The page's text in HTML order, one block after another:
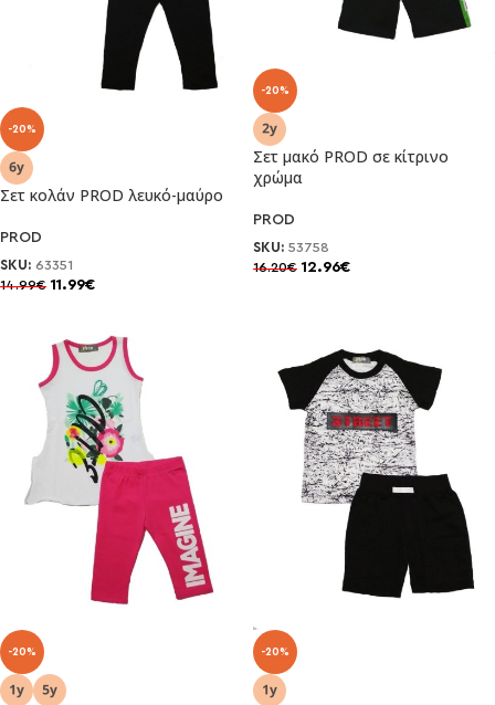
-20%
Σετ κολάν PROD λευκό-μαύρο
PROD
SKU: 63351
14.99€ 11.99€
-20%
Σετ μακό PROD σε κίτρινο
χρώμα
PROD
SKU: 53758
16.20€ 12.96€
-20% -20%